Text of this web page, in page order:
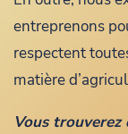
entreprenons
respectent
matière
Vous